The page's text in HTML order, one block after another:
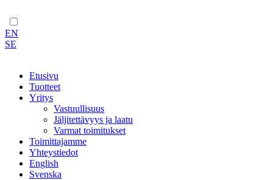
EN
SE
Etusivu
Tuotteet
Yritys
Vastuullisuus
Jäljitettävyys ja laatu
Varmat toimitukset
Toimittajamme
Yhteystiedot
English
Svenska